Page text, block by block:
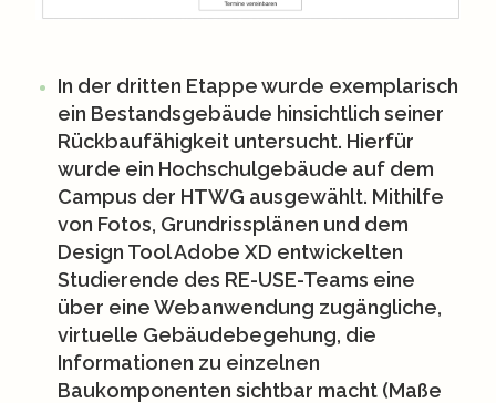
In der dritten Etappewurde exemplarisch
ein Bestandsgebäude hinsichtlich seiner
Rückbaufähigkeit untersucht. Hierfür
wurde ein Hochschulgebäude auf dem
Campus der HTWG ausgewählt. Mithilfe
von Fotos, Grundrissplänen und dem
Design Tool Adobe XD entwickelten
Studierende des RE-USE-Teams eine
über eine Webanwendung zugängliche,
virtuelle Gebäudebegehung, die
Informationen zu einzelnen
Baukomponenten sichtbar macht (Maße